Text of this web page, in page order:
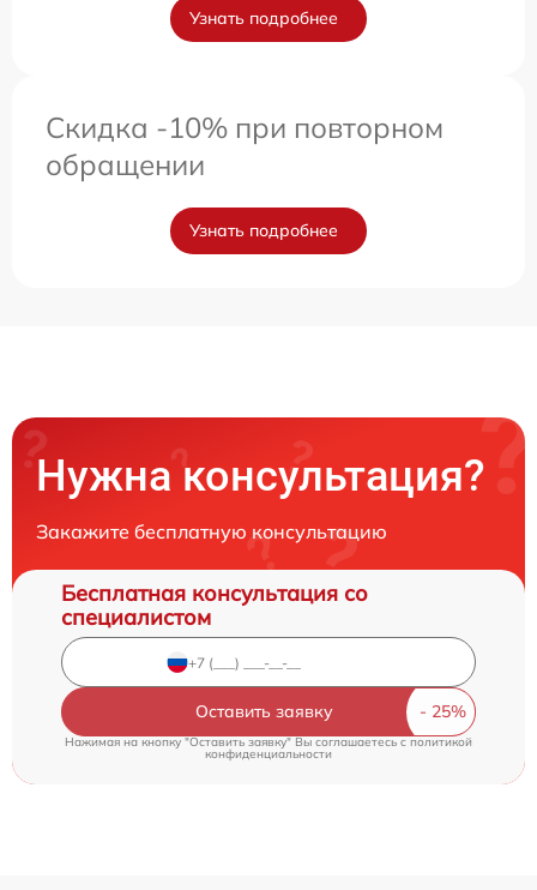
Узнать подробнее
Скидка -10% при повторном
обращении
Узнать подробнее
Нужна консультация?
Закажите бесплатную консультацию
Бесплатная консультация со
специалистом
Оставить заявку
Нажимая на кнопку "Оставить заявку" Вы соглашаетесь cполитикой
конфиденциальности